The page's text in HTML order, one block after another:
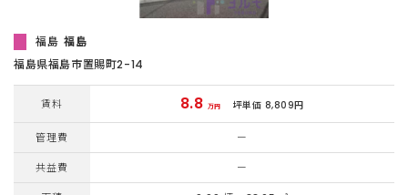
福島 福島
福島県福島市置賜町2-14
賃料 8.8 万円 坪単価 8,809円
管理費 ー
共益費 ー